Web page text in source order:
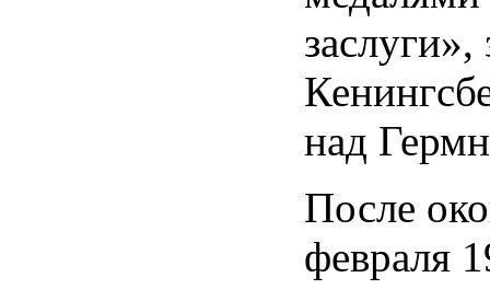
заслуги»,
над
После
февраля